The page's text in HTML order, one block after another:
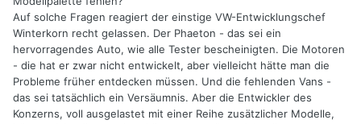
Auf solche Fragen reagiert der einstige VW-Entwicklungschef
Winterkorn recht gelassen. Der Phaeton - das sei ein
hervorragendes Auto, wie alle Tester bescheinigten. Die Motoren
- die hat er zwar nicht entwickelt, aber vielleicht hätte man die
Probleme früher entdecken müssen. Und die fehlenden Vans -
das sei tatsächlich ein Versäumnis. Aber die Entwickler des
Konzerns, voll ausgelastet mit einer Reihe zusätzlicher Modelle,